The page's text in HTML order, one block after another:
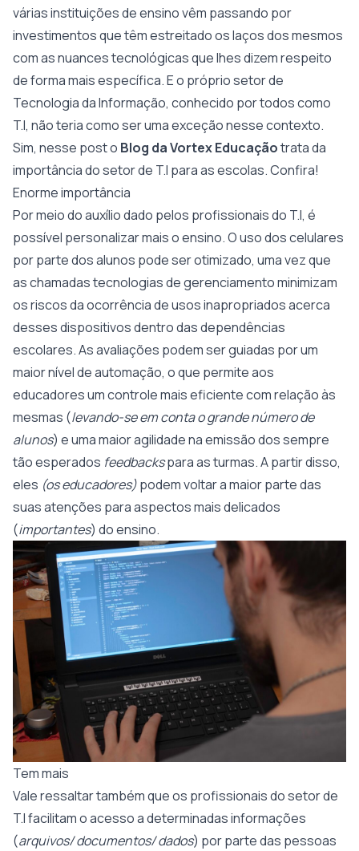
várias instituições de ensino vêm passando por
investimentos que têm estreitado os laços dos mesmos
com as nuances tecnológicas que lhes dizem respeito
de forma mais específica. E o próprio setor de
Tecnologia da Informação, conhecido por todos como
T.I, não teria como ser uma exceção nesse contexto.
Sim, nesse post o Blog da Vortex Educaçãotrata da
importância do setor de T.I para as escolas. Confira!
Enorme importância
Por meio do auxílio dado pelos profissionais do T.I, é
possível personalizar mais o ensino. O uso dos celulares
por parte dos alunos pode ser otimizado, uma vez que
as chamadas tecnologias de gerenciamento minimizam
os riscos da ocorrência de usos inapropriados acerca
desses dispositivos dentro das dependências
escolares. As avaliações podem ser guiadas por um
maior nível de automação, o que permite aos
educadores um controle mais eficiente com relação às
mesmas (levando-se em conta o grande número de
alunos) e uma maior agilidade na emissão dos sempre
tão esperados feedbackspara as turmas. A partir disso,
eles (os educadores)podem voltar a maior parte das
suas atenções para aspectos mais delicados
(importantes) do ensino.
Tem mais
Vale ressaltar também que os profissionais do setor de
T.I facilitam o acesso a determinadas informações
(arquivos/ documentos/ dados) por parte das pessoas